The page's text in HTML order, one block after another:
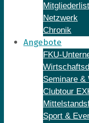
Netzwerk
Chronik
Angebote
FKU-
Seminare &
Clubtour
Sport &